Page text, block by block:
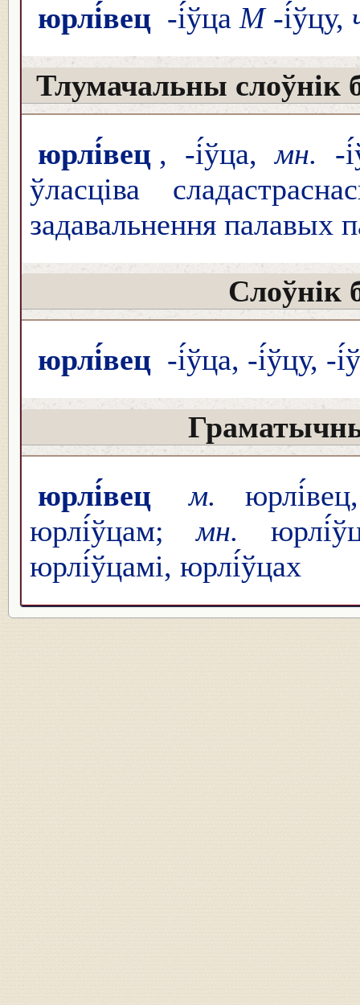
юрлі́вец -і́ўца М-і́ўцу,
Тлумачальны слоўнік
юрлі́вец , -і́ўца,мн. -
ўласціва
задавальнення палавых
Слоўнік
юрлі́вец -і́ўца, -і́ўцу, -
юрлі́вец м.
юрлі́ўцам;мн.
юрлі́ўцамі, юрлі́ўцах